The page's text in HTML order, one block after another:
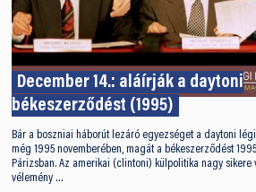
December 14.: aláírják a daytoni
békeszerződést (1995)
Bár a boszniai háborút lezáró egyezséget a daytoni
még 1995 novemberében, magát a békeszerződést
Párizsban. Az amerikai (clintoni) külpolitika nagy sikere
vélemény …